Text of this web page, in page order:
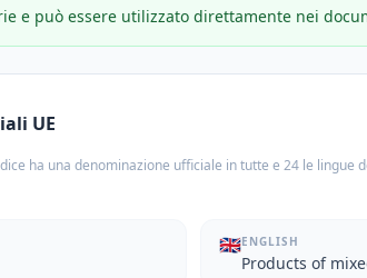
e può essere utilizzato direttamente nei
UE
ha una denominazione ufficiale in tutte e 24 le lingue
🇬🇧ENGLISH
Products of